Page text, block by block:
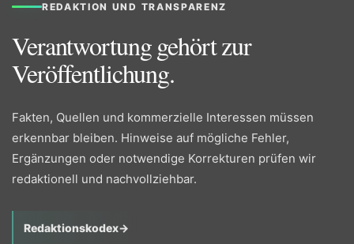
REDAKTION UND TRANSPARENZ
Verantwortung gehört zur
Veröffentlichung.
Fakten, Quellen und kommerzielle Interessen müssen
erkennbar bleiben. Hinweise auf mögliche Fehler,
Ergänzungen oder notwendige Korrekturen prüfen wir
redaktionell und nachvollziehbar.
Redaktionskodex→